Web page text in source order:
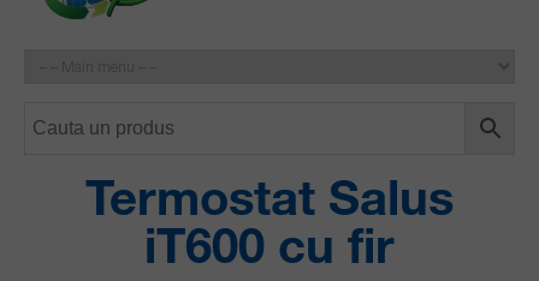
Termostat Salus
iT600 cu fir